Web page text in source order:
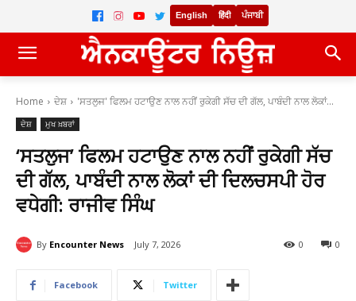
English हिंदी ਪੰਜਾਬੀ
Home ਦੇਸ਼ 'ਸਤਲੁਜ' ਫਿਲਮ ਹਟਾਉਣ ਨਾਲ ਨਹੀਂ ਰੁਕੇਗੀ ਸੱਚ ਦੀ ਗੱਲ, ਪਾਬੰਦੀ ਨਾਲ ਲੋਕਾਂ...
ਦੇਸ਼ ਮੁਖ ਖ਼ਬਰਾਂ
‘ਸਤਲੁਜ’ ਫਿਲਮ ਹਟਾਉਣ ਨਾਲ ਨਹੀਂ ਰੁਕੇਗੀ ਸੱਚ
ਦੀ ਗੱਲ, ਪਾਬੰਦੀ ਨਾਲ ਲੋਕਾਂ ਦੀ ਦਿਲਚਸਪੀ ਹੋਰ
ਵਧੇਗੀ: ਰਾਜੀਵ ਸਿੰਘ
By Encounter News July 7, 2026 0
0
Facebook Twitter